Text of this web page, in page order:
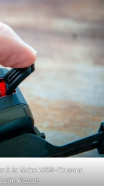
à la fiche USB-Cr pour
Gosse